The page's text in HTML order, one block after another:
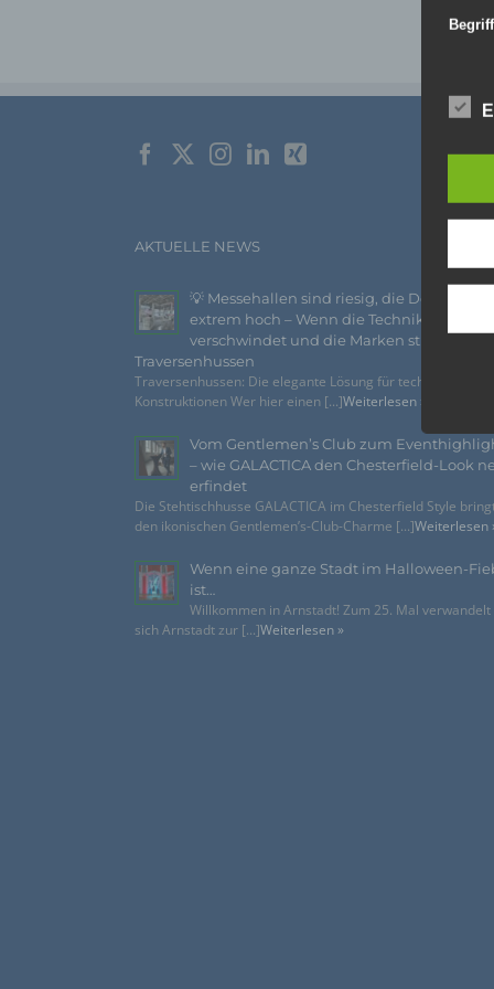
AKTUELLE NEWS
💡 Messehallen sind riesig, die Decken
extrem hoch – Wenn die Technik
verschwindet und die Marken strahlen –
Traversenhussen
Traversenhussen: Die elegante Lösung für technische
Konstruktionen Wer hier einen [...]Weiterlesen »
Vom Gentlemen’s Club zum
– wie GALACTICA den Chesterfield-Look
erfindet
Die Stehtischhusse GALACTICA im Chesterfield Style
den ikonischen Gentlemen’s-Club-Charme [...]Weiterlesen
Wenn eine ganze Stadt im Halloween-
ist…
Willkommen in Arnstadt! Zum 25. Mal verwandelt
sich Arnstadt zur [...]Weiterlesen »
GVO)
auch
Wir